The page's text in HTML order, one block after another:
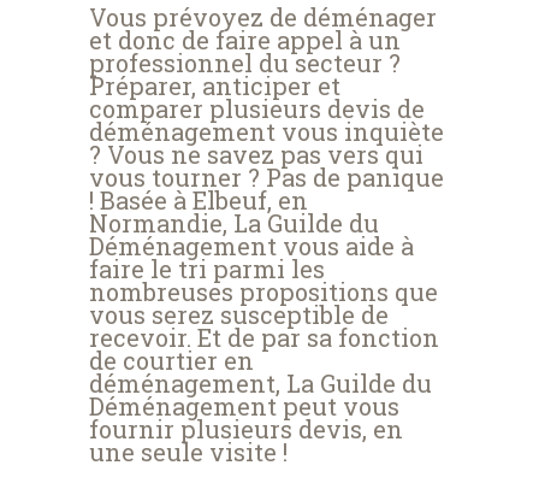
Vous prévoyez de déménager
et donc de faire appel à un
professionnel du secteur ?
Préparer, anticiper et
comparer plusieurs devis de
déménagement vous inquiète
? Vous ne savez pas vers qui
vous tourner ? Pas de panique
! Basée à Elbeuf, en
Normandie, La Guilde du
Déménagement vous aide à
faire le tri parmi les
nombreuses propositions que
vous serez susceptible de
recevoir. Et de par sa fonction
de courtier en
déménagement, La Guilde du
Déménagement peut vous
fournir plusieurs devis, en
une seule visite !